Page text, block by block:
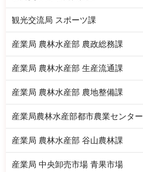
観光交流局 スポーツ課
産業局 農林水産部 農政総務課
産業局 農林水産部 生産流通課
産業局 農林水産部 農地整備課
産業局農林水産部都市農業センター
産業局 農林水産部 谷山農林課
産業局 中央卸売市場 青果市場